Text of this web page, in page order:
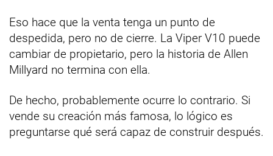
Eso hace que la venta tenga un punto de
despedida, pero no de cierre. La Viper V10 puede
cambiar de propietario, pero la historia de Allen
Millyard no termina con ella.
De hecho, probablemente ocurre lo contrario. Si
vende su creación más famosa, lo lógico es
preguntarse qué será capaz de construir después.